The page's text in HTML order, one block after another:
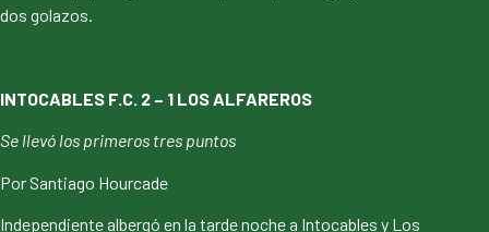
dos golazos.
INTOCABLES F.C. 2 – 1 LOS ALFAREROS
Se llevó los primeros tres puntos
Por Santiago Hourcade
Independiente albergó en la tarde noche a Intocables y Los